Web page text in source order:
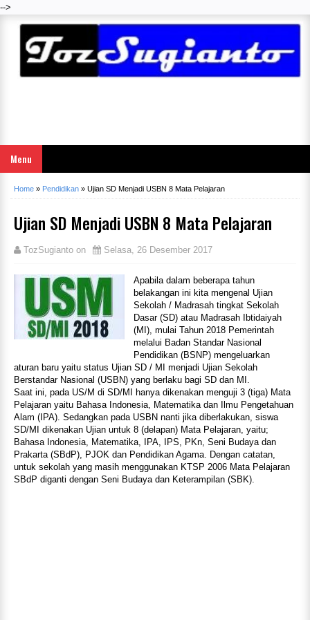
-->
Menu
Home » Pendidikan » Ujian SD Menjadi USBN 8 Mata Pelajaran
Ujian SD Menjadi USBN 8 Mata Pelajaran
TozSugianto on Selasa, 26 Desember 2017
Apabila dalam beberapa tahun
belakangan ini kita mengenal Ujian
Sekolah / Madrasah tingkat Sekolah
Dasar (SD) atau Madrasah Ibtidaiyah
(MI), mulai Tahun 2018 Pemerintah
melalui Badan Standar Nasional
Pendidikan (BSNP) mengeluarkan
aturan baru yaitu status Ujian SD / MI menjadi Ujian Sekolah
Berstandar Nasional (USBN) yang berlaku bagi SD dan MI.
Saat ini, pada US/M di SD/MI hanya dikenakan menguji 3 (tiga) Mata
Pelajaran yaitu Bahasa Indonesia, Matematika dan Ilmu Pengetahuan
Alam (IPA). Sedangkan pada USBN nanti jika diberlakukan, siswa
SD/MI dikenakan Ujian untuk 8 (delapan) Mata Pelajaran, yaitu;
Bahasa Indonesia, Matematika, IPA, IPS, PKn, Seni Budaya dan
Prakarta (SBdP), PJOK dan Pendidikan Agama. Dengan catatan,
untuk sekolah yang masih menggunakan KTSP 2006 Mata Pelajaran
SBdP diganti dengan Seni Budaya dan Keterampilan (SBK).